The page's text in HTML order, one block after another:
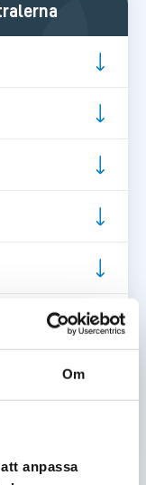
Om
anpassa